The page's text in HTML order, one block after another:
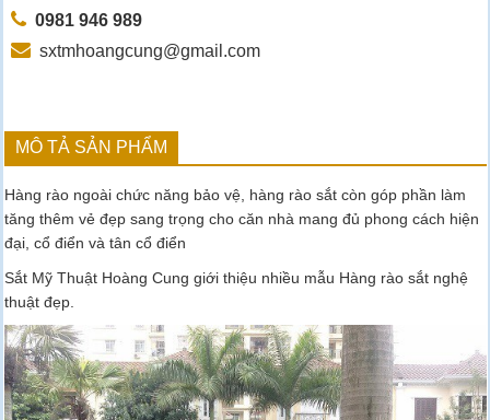
0981 946 989
sxtmhoangcung@gmail.com
MÔ TẢ SẢN PHẨM
Hàng rào ngoài chức năng bảo vệ, hàng rào sắt còn góp phần làm
tăng thêm vẻ đẹp sang trọng cho căn nhà mang đủ phong cách hiện
đại, cổ điển và tân cổ điển
Sắt Mỹ Thuật Hoàng Cung giới thiệu nhiều mẫu Hàng rào sắt nghệ
thuật đẹp.